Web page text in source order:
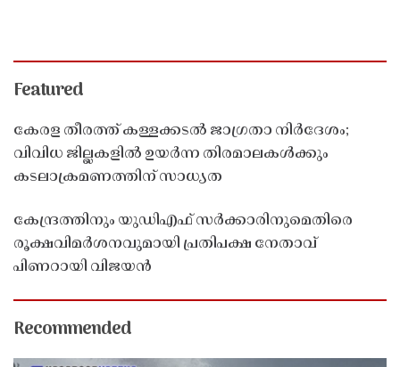
Featured
കേരള തീരത്ത് കള്ളക്കടൽ ജാഗ്രതാ നിർദേശം;
വിവിധ ജില്ലകളിൽ ഉയർന്ന തിരമാലകൾക്കും
കടലാക്രമണത്തിന് സാധ്യത
കേന്ദ്രത്തിനും യുഡിഎഫ് സർക്കാരിനുമെതിരെ
രൂക്ഷവിമർശനവുമായി പ്രതിപക്ഷ നേതാവ്
പിണറായി വിജയൻ
Recommended